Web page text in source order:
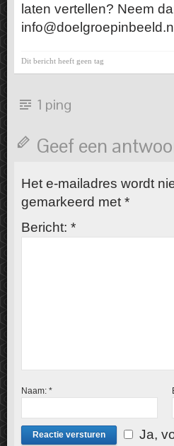
laten vertellen? Neem
Dit bericht heeft geen tag
1 ping
Geef een
Het e-mailadres wordt
gemarkeerd met *
Bericht: *
Naam: *
Ja,